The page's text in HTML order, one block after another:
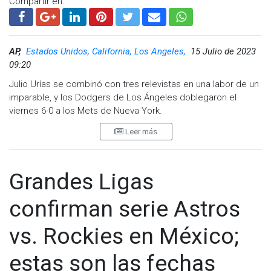
Facebook:@cadenanoticiasmx| Instagram:
@cadenanoticiasmx | TikTok: @CadenaNoticias
Whatsapp:@CadenaNoticias|
AP, Estados Unidos, California, Los Angeles,
15 Julio de 2023
09:20
Julio Urías se combinó con tres relevistas en una labor de un
imparable, y los Dodgers de Los Ángeles doblegaron el
viernes 6-0 a los Mets de Nueva York.
El zurdo mexicano laboró seis entradas y toleró apenas un
Mookie Betts pegó un sencillo productor con las bases
llenas y Freddie Freeman siguió con un doblete de dos
anotaciones, luego que los Dodgers fueron mantenidos sin
tercio, pese a gestionar seis boletos.
El venezolano Miguel Rojas agregó un sencillo productor en
Leer más
Grandes Ligas
confirman serie Astros
vs. Rockies en México;
estas son las fechas